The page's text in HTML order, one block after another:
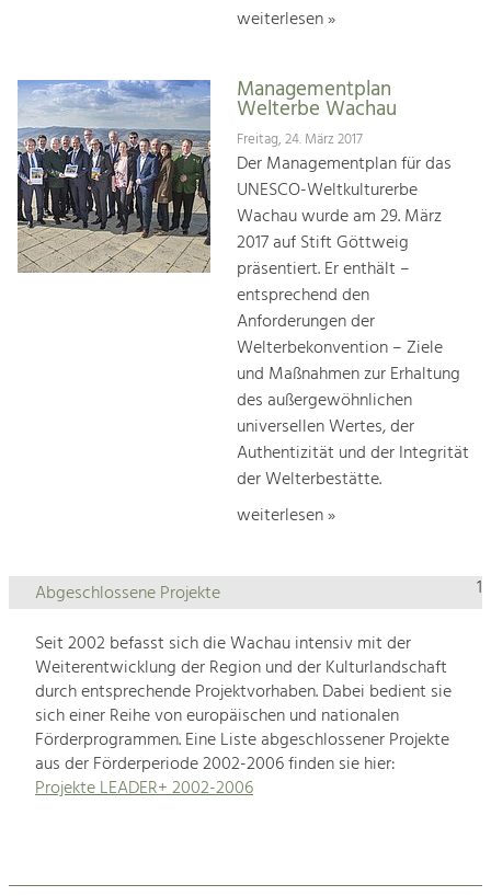
weiterlesen »
Managementplan
Welterbe Wachau
Freitag, 24. März 2017
Der Managementplan für das
UNESCO-Weltkulturerbe
Wachau wurde am 29. März
2017 auf Stift Göttweig
präsentiert. Er enthält –
entsprechend den
Anforderungen der
Welterbekonvention – Ziele
und Maßnahmen zur Erhaltung
des außergewöhnlichen
universellen Wertes, der
Authentizität und der Integrität
der Welterbestätte.
weiterlesen »
1
Abgeschlossene Projekte
Seit 2002 befasst sich die Wachau intensiv mit der
Weiterentwicklung der Region und der Kulturlandschaft
durch entsprechende Projektvorhaben. Dabei bedient sie
sich einer Reihe von europäischen und nationalen
Förderprogrammen. Eine Liste abgeschlossener Projekte
aus der Förderperiode 2002-2006 finden sie hier:
Projekte LEADER+ 2002-2006